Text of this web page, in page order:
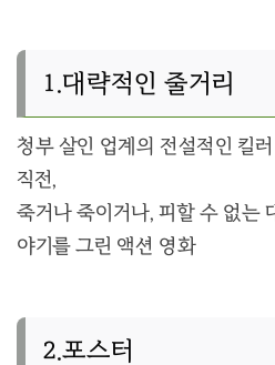
1.대략적인 줄거리
청부 살인 업계의 전설적인 킬
직전,
죽거나 죽이거나, 피할 수 없는
야기를 그린 액션 영화
2.포스터